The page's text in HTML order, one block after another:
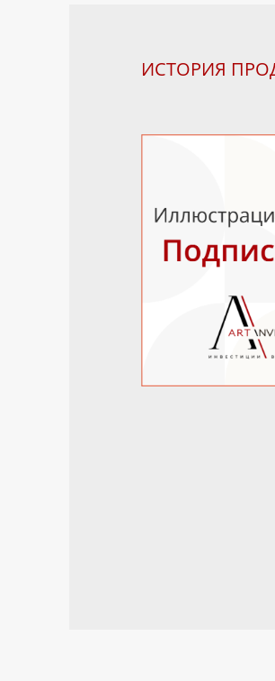
ИСТОРИЯ